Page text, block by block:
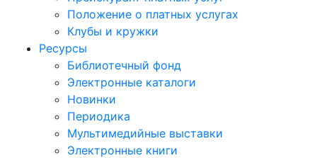
Положение о платных услугах
Клубы и кружки
Ресурсы
Библиотечный фонд
Электронные каталоги
Новинки
Периодика
Мультимедийные выставки
Электронные книги